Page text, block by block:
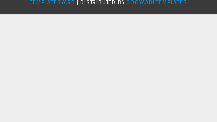
TEMPLATESYARD | DISTRIBUTED BY GOOYAABI TEMPLATES